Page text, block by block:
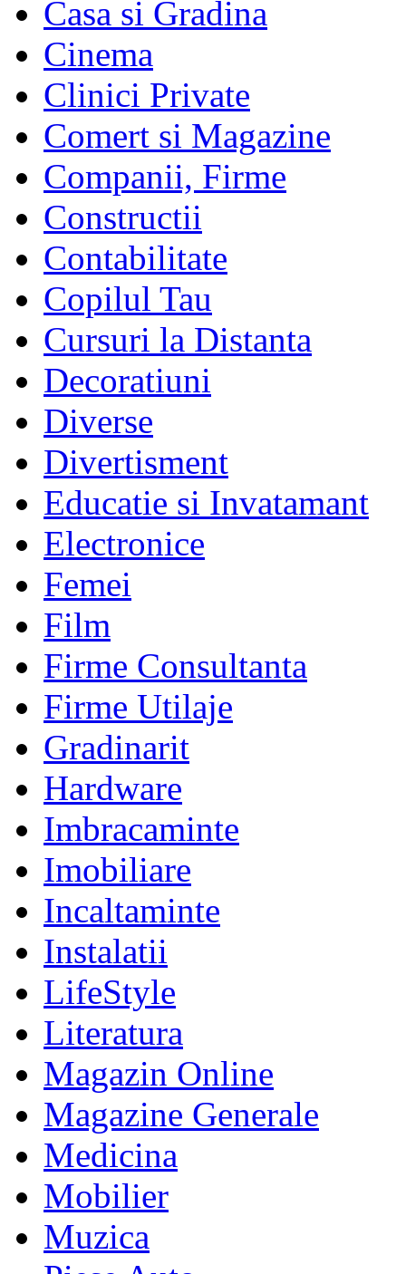
Casa si Gradina
Cinema
Clinici Private
Comert si Magazine
Companii, Firme
Constructii
Contabilitate
Copilul Tau
Cursuri la Distanta
Decoratiuni
Diverse
Divertisment
Educatie si Invatamant
Electronice
Femei
Film
Firme Consultanta
Firme Utilaje
Gradinarit
Hardware
Imbracaminte
Imobiliare
Incaltaminte
Instalatii
LifeStyle
Literatura
Magazin Online
Magazine Generale
Medicina
Mobilier
Muzica